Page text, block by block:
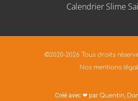
Calendrier Slime
©2020-2026 Tous droits
Nos mentions
Créé avec ❤ par Quentin,